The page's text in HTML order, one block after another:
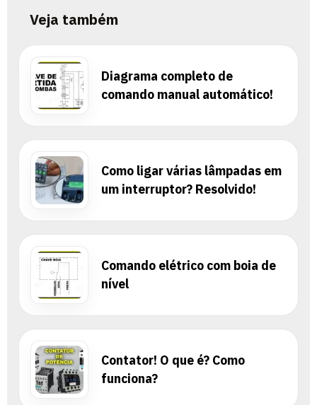
Veja também
Diagrama completo de
comando manual automático!
Como ligar várias lâmpadas em
um interruptor? Resolvido!
Comando elétrico com boia de
nível
Contator! O que é? Como
funciona?